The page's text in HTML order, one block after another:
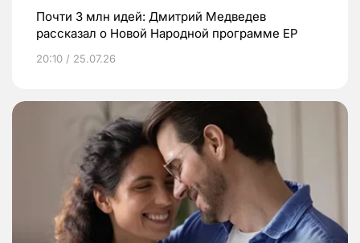
Почти 3 млн идей: Дмитрий Медведев
рассказал о Новой Народной программе ЕР
20:10 / 25.07.26